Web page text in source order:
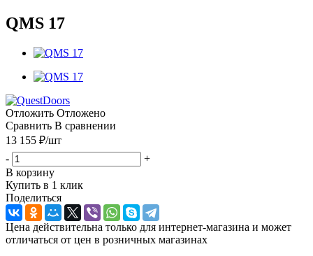
QMS 17
Отложить Отложено
Сравнить В сравнении
13 155 ₽/шт
-
+
В корзину
Купить в 1 клик
Поделиться
Цена действительна только для интернет-магазина и может
отличаться от цен в розничных магазинах